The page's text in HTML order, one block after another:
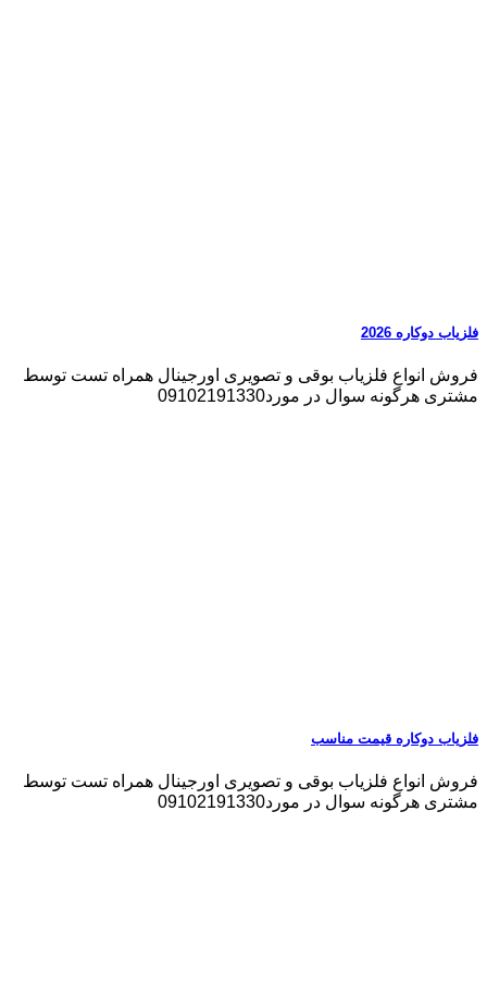
فلزیاب دوکاره 2026
فروش انواع فلزیاب بوقی و تصویری اورجینال همراه تست توسط
مشتری هرگونه سوال در مورد09102191330
فلزیاب دوکاره قیمت مناسب
فروش انواع فلزیاب بوقی و تصویری اورجینال همراه تست توسط
مشتری هرگونه سوال در مورد09102191330